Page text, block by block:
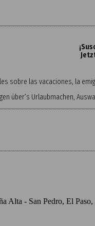
sobre las vacaciones, la
über’s Urlaubmachen,
- San Pedro, El